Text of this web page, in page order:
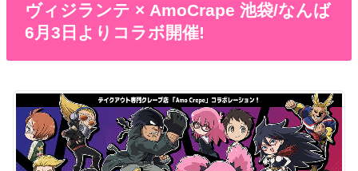
ヴィジランテ × AmoCrape 池袋/なんば
6月3日よりコラボ開催!